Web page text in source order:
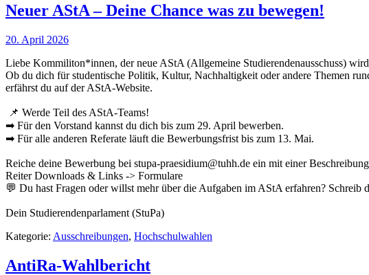
Neuer AStA – Deine Chance was zu bewegen!
20. April 2026
Liebe Kommiliton*innen, der neue AStA (Allgemeine Studierendenausschuss)
Ob du dich für studentische Politik, Kultur, Nachhaltigkeit oder andere Themen
erfährst du auf der AStA-Website.
📌 Werde Teil des AStA-Teams!
➡ Für den Vorstand kannst du dich bis zum 29. April bewerben.
➡ Für alle anderen Referate läuft die Bewerbungsfrist bis zum 13. Mai.
Reiche deine Bewerbung bei stupa-praesidium@tuhh.de ein mit einer
Reiter Downloads & Links -> Formulare
💬 Du hast Fragen oder willst mehr über die Aufgaben im AStA erfahren?
Dein Studierendenparlament (StuPa)
Kategorie: Ausschreibungen, Hochschulwahlen
AntiRa-Wahlbericht